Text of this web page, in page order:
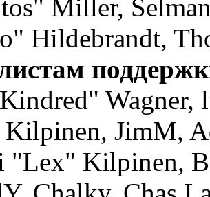
Miller,
Hildebrandt,
Wagner,
JimM,
"Lex" Kilpinen,